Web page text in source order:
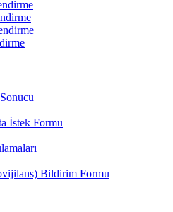
İstek Formu
Bildirim Formu